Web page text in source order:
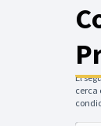
El
cerca